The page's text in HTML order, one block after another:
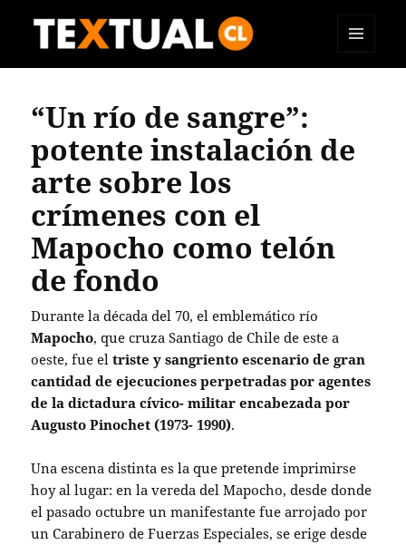
“Un río de sangre”:
potente instalación de
arte sobre los
crímenes con el
Mapocho como telón
de fondo
Durante la década del 70, el emblemático río
Mapocho, que cruza Santiago de Chile de este a
oeste, fue eltriste y sangriento escenario de gran
cantidad de ejecuciones perpetradas por agentes
de la dictadura cívico- militar encabezada por
Augusto Pinochet (1973- 1990).
Una escena distinta es la que pretende imprimirse
hoy al lugar: en la vereda del Mapocho, desde donde
el pasado octubre un manifestante fue arrojado por
un Carabinero de Fuerzas Especiales, se erige desde